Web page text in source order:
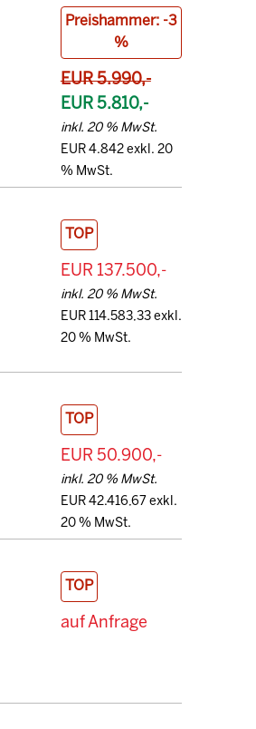
Preishammer: -3
%
EUR 5.990,-
EUR 5.810,-
inkl. 20 % MwSt.
EUR 4.842 exkl. 20
% MwSt.
TOP
EUR 137.500,-
inkl. 20 % MwSt.
EUR 114.583,33 exkl.
20 % MwSt.
TOP
EUR 50.900,-
inkl. 20 % MwSt.
EUR 42.416,67 exkl.
20 % MwSt.
TOP
auf Anfrage